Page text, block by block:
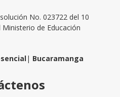
No. 023722 del 10
de Educación
| Bucaramanga